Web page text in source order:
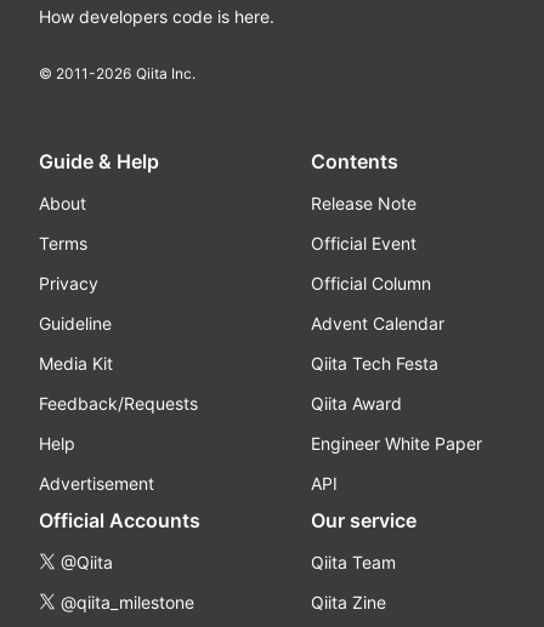
How developers code is here.
© 2011-2026 Qiita Inc.
Guide & Help
About
Terms
Privacy
Guideline
Media Kit
Feedback/Requests
Help
Advertisement
Contents
Release Note
Official Event
Official Column
Advent Calendar
Qiita Tech Festa
Qiita Award
Engineer White Paper
API
Official Accounts
@Qiita
@qiita_milestone
Our service
Qiita Team
Qiita Zine